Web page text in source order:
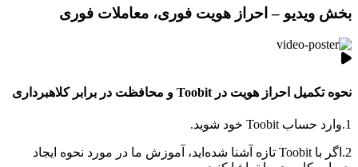
بخش ویدیو – احراز هویت فوری، معاملات فوری
نحوه تکمیل احراز هویت در Toobit و محافظت در برابر کلاهبرداری
1. وارد حساب Toobit خود شوید.
2.
اگر با Toobit تازه آشنا شده‌اید، آموزش ما در مورد نحوه ایجاد